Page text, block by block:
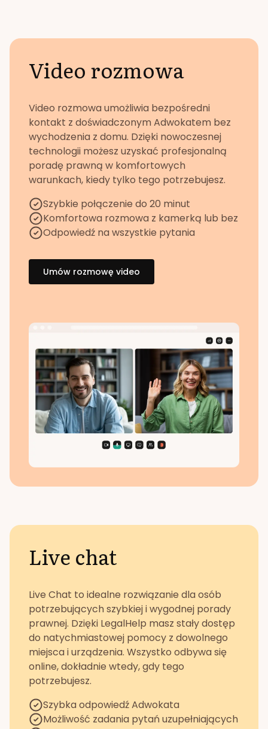
Video rozmowa
Video rozmowa umożliwia bezpośredni
kontakt z doświadczonym Adwokatem bez
wychodzenia z domu. Dzięki nowoczesnej
technologii możesz uzyskać profesjonalną
poradę prawną w komfortowych
warunkach, kiedy tylko tego potrzebujesz.
Szybkie połączenie do 20 minut
Komfortowa rozmowa z kamerką lub bez
Odpowiedź na wszystkie pytania
Umów rozmowę video
Live chat
Live Chat to idealne rozwiązanie dla osób
potrzebujących szybkiej i wygodnej porady
prawnej. Dzięki LegalHelp masz stały dostęp
do natychmiastowej pomocy z dowolnego
miejsca i urządzenia. Wszystko odbywa się
online, dokładnie wtedy, gdy tego
potrzebujesz.
Szybka odpowiedź Adwokata
Możliwość zadania pytań uzupełniających